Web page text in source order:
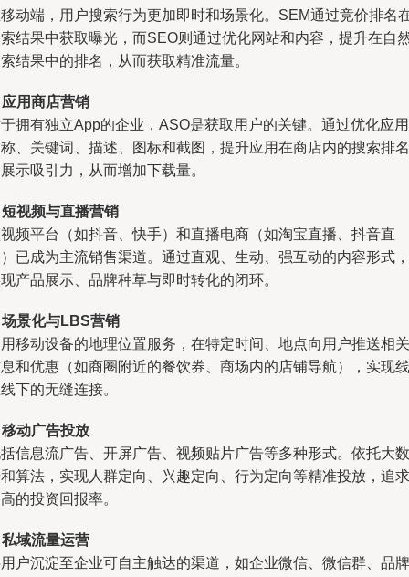
动端，用户搜索行为更加即时和场景化。SEM通过竞价排名
结果中获取曝光，而SEO则通过优化网站和内容，提升在自
结果中的排名，从而获取精准流量。
应用商店营销
拥有独立App的企业，ASO是获取用户的关键。通过优化应用
、关键词、描述、图标和截图，提升应用在商店内的搜索排名
示吸引力，从而增加下载量。
短视频与直播营销
频平台（如抖音、快手）和直播电商（如淘宝直播、抖音直
已成为主流销售渠道。通过直观、生动、强互动的内容形式，
产品展示、品牌种草与即时转化的闭环。
场景化与LBS营销
移动设备的地理位置服务，在特定时间、地点向用户推送相关
和优惠（如商圈附近的餐饮券、商场内的店铺导航），实现线
下的无缝连接。
移动广告投放
信息流广告、开屏广告、视频贴片广告等多种形式。依托大数
算法，实现人群定向、兴趣定向、行为定向等精准投放，追求
的投资回报率。
私域流量运营
户沉淀至企业可自主触达的渠道，如企业微信、微信群、品牌